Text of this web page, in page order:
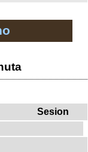
Sesion